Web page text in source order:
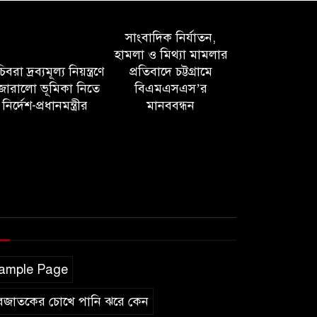
দ্রব্যমূল্য নিয়ন্ত্রণে
ভূমিকা নিতে
নির্দেশ-প্রধানমন্ত্রীর
সাংবাদিক নির্যাতন,
হামলা ও মিথ্যা মামলার
প্রতিবাদে চট্টগ্রামে
বিএমএসএস’র
মানববন্ধন
Page
চোখে পানি ঝরে কেন